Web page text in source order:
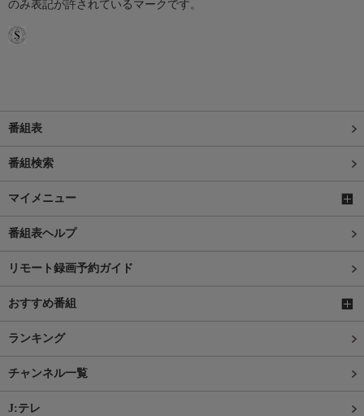
のみ表記が許されているマークです。
番組表
番組検索
マイメニュー
番組表ヘルプ
リモート録画予約ガイド
おすすめ番組
ランキング
チャンネル一覧
J:テレ